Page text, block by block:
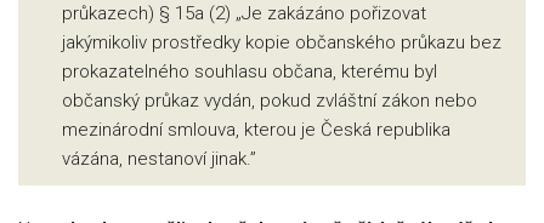
průkazech) § 15a (2) „Je zakázáno pořizovat
jakýmikoliv prostředky kopie občanského průkazu bez
prokazatelného souhlasu občana, kterému byl
občanský průkaz vydán, pokud zvláštní zákon nebo
mezinárodní smlouva, kterou je Česká republika
vázána, nestanoví jinak.”